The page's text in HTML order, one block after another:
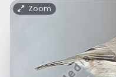
Zoom